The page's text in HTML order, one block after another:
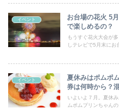
イベント
お台場の花火 5
で楽しめるの？
もうすぐ花火大会が
しテレビで5月末にお
イベント
夏休みはポムポ
券は何時から？
いよいよ７月。夏休
ムポムプリンちゃん